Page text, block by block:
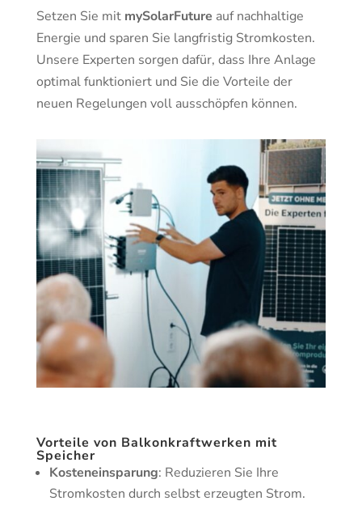
Setzen Sie mit mySolarFuture auf nachhaltige
Energie und sparen Sie langfristig Stromkosten.
Unsere Experten sorgen dafür, dass Ihre Anlage
optimal funktioniert und Sie die Vorteile der
neuen Regelungen voll ausschöpfen können.
Vorteile von Balkonkraftwerken mit
Speicher
Kosteneinsparung: Reduzieren Sie Ihre
Stromkosten durch selbst erzeugten Strom.